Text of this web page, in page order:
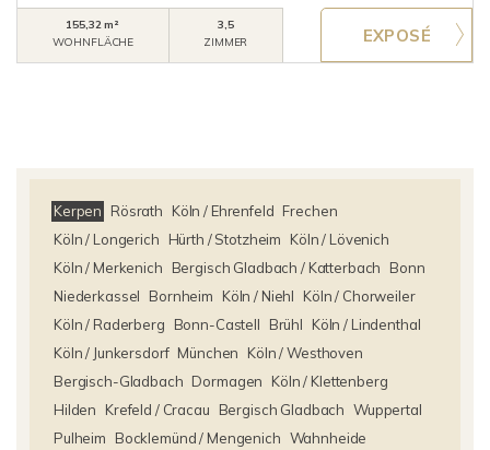
155,32 m²
WOHNFLÄCHE
3,5
ZIMMER
Kerpen Rösrath Köln / Ehrenfeld Frechen
Köln / Longerich
Hürth / Stotzheim
Köln / Lövenich
Köln / Merkenich
Bergisch Gladbach / Katterbach
Bonn
Niederkassel
Bornheim Köln / Niehl
Köln / Chorweiler
Köln / Raderberg
Bonn-Castell Brühl
Köln / Lindenthal
Köln / Junkersdorf München
Köln / Westhoven
Bergisch-Gladbach Dormagen
Köln / Klettenberg
Hilden
Krefeld / Cracau Bergisch Gladbach Wuppertal
Pulheim
Bocklemünd / Mengenich Wahnheide